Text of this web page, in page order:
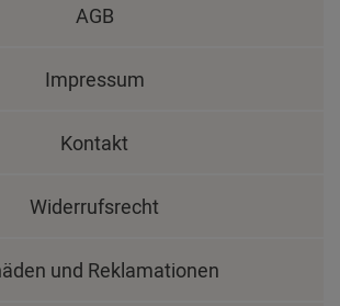
AGB
Impressum
Kontakt
Widerrufsrecht
und Reklamationen